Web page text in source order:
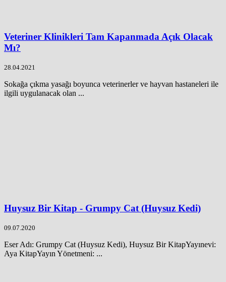
Veteriner Klinikleri Tam Kapanmada Açık Olacak
Mı?
28.04.2021
Sokağa çıkma yasağı boyunca veterinerler ve hayvan hastaneleri ile
ilgili uygulanacak olan ...
Huysuz Bir Kitap - Grumpy Cat (Huysuz Kedi)
09.07.2020
Eser Adı: Grumpy Cat (Huysuz Kedi), Huysuz Bir KitapYayınevi:
Aya KitapYayın Yönetmeni: ...